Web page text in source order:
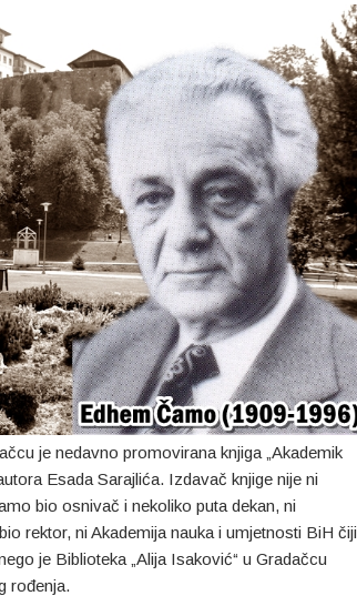
je nedavno promovirana knjiga „Akademik
Esada Sarajlića. Izdavač knjige nije ni
bio osnivač i nekoliko puta dekan, ni
rektor, ni Akademija nauka i umjetnosti BiH čiji
je Biblioteka „Alija Isaković“ u Gradačcu
rođenja.